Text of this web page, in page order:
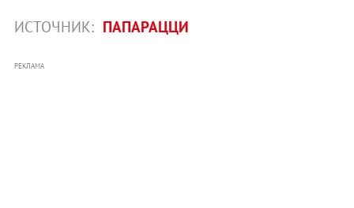
ИСТОЧНИК: ПАПАРАЦЦИ
РЕКЛАМА